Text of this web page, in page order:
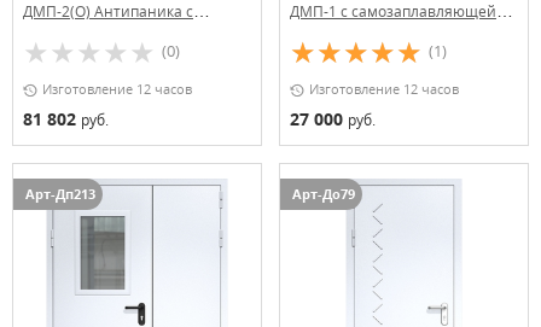
ДМП-2(О) Антипаника с
стеклопакетом (500х500)
(0)
Изготовление 12 часов
81 802 руб.
ДМП-1 с самозаплавляющейся
вентиляционной решеткой
(1)
Изготовление 12 часов
27 000 руб.
Арт-Дп213 Арт-До79